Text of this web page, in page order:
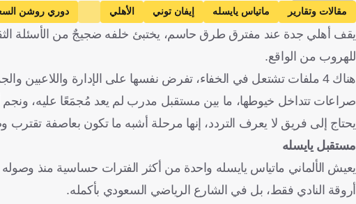
Getty Images
مقالات وتقارير ماتياس يايسله إيفان توني الأهلي دوري روشن
يقف أهلي جدة عند مفترق طرق حاسم، يختبئ خلفه ضجيجٌ من الأسئلة
للهروب من الواقع.
هناك 4 ملفات تشتعل في الخفاء، تفرض نفسها على الإدارة واللاعبين والجماهير، وكأن النادي مقبل على اختبار هو الأصعب منذ عودته إلى الوهج.
صراعات تتداخل خيوطها، ما بين مستقبل مدرب لم يعد مُجمَعًا عليه،
يحتاج إلى فريق لا يعرف التردد، إنها مرحلة أشبه ما تكون بعاصفة
مستقبل يايسله
يعيش الألماني ماتياس يايسله واحدة من أكثر الفترات حساسية منذ
أروقة النادي فقط، بل في الشارع الرياضي السعودي بأكمله.